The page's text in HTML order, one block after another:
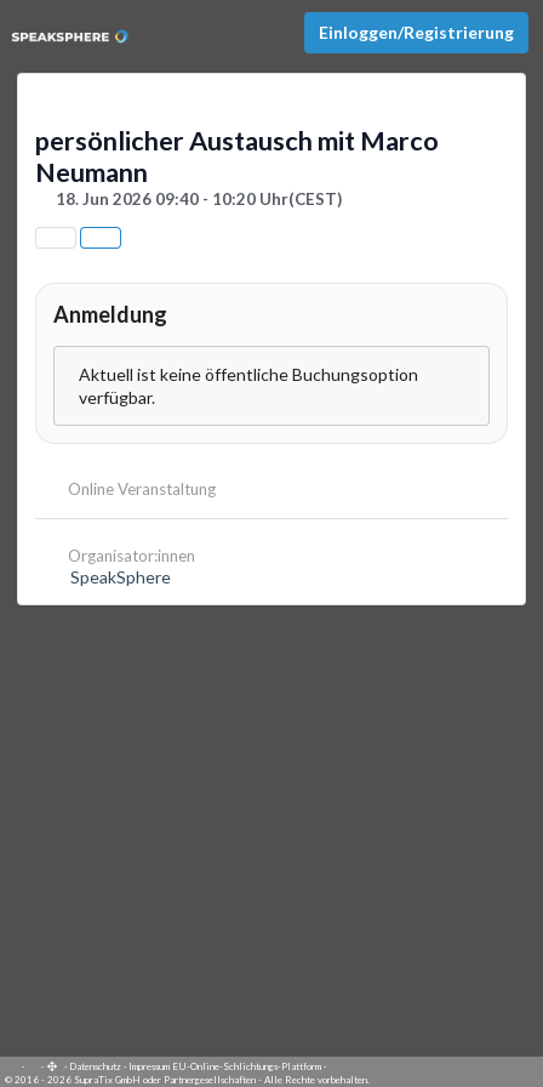
Einloggen/Registrierung
persönlicher Austausch mit Marco
Neumann
18. Jun 2026 09:40 - 10:20 Uhr(CEST)
Anmeldung
Aktuell ist keine öffentliche Buchungsoption
verfügbar.
Online Veranstaltung
Organisator:innen
SpeakSphere
· · · Datenschutz · Impressum EU-Online-Schlichtungs-Plattform ·
© 2016 - 2026 SupraTix GmbH oder Partnergesellschaften - Alle Rechte vorbehalten.